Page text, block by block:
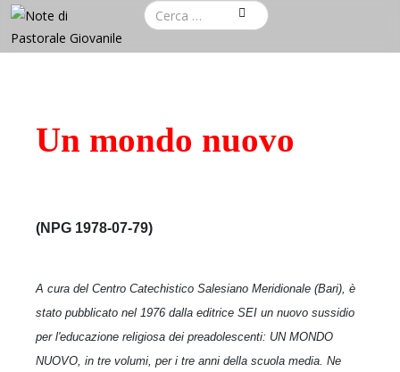
Un mondo nuovo
(NPG 1978-07-79)
A cura del Centro Catechistico Salesiano Meridionale (Bari), è
stato pubblicato nel 1976 dalla editrice SEI un nuovo sussidio
per l'educazione religiosa dei preadolescenti: UN MONDO
NUOVO, in tre volumi, per i tre anni della scuola media. Ne